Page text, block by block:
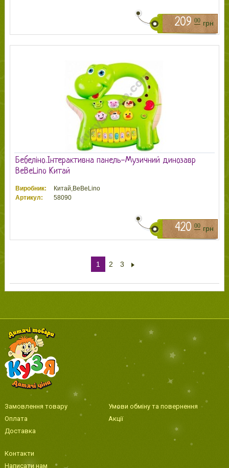
209 00 грн
Бебеліно.Інтерактивна панель-Музичний динозавр
BeBeLino Китай
Виробник:
Китай,BeBeLino
Артикул:
58090
420 00 грн
1 2 3
Замовлення товару
Оплата
Доставка
Умови обміну та повернення
Акції
Контакти
Написати нам